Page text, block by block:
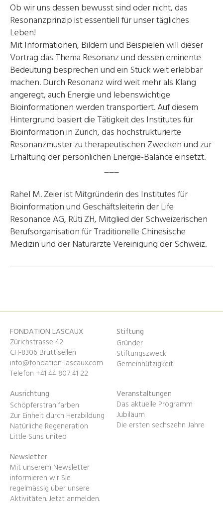
Ob wir uns dessen bewusst sind oder nicht, das
Resonanzprinzip ist essentiell für unser tägliches
Leben!
Mit Informationen, Bildern und Beispielen will dieser
Vortrag das Thema Resonanz und dessen eminente
Bedeutung besprechen und ein Stück weit erlebbar
machen. Durch Resonanz wird weit mehr als Klang
angeregt, auch Energie und lebenswichtige
Bioinformationen werden transportiert. Auf diesem
Hintergrund basiert die Tätigkeit des Institutes für
Bioinformation in Zürich, das hochstrukturierte
Resonanzmuster zu therapeutischen Zwecken und zur
Erhaltung der persönlichen Energie-Balance einsetzt.
___
Rahel M. Zeier ist Mitgründerin des Institutes für
Bioinformation und Geschäftsleiterin der Life
Resonance AG, Rüti ZH, Mitglied der Schweizerischen
Berufsorganisation für Traditionelle Chinesische
Medizin und der Naturärzte Vereinigung der Schweiz.
FONDATION LASCAUX
Zürichstrasse 42
CH-8306 Brüttisellen
info@fondation-lascaux.com
Telefon +41 44 807 41 22
Stiftung
Gründer
Stiftungszweck
Gemeinnützigkeit
Ausrichtung
Schöpferstrahlfarben
Zur Einheit durch Herzbildung
Natürliche Regeneration
Little Suns united
Veranstaltungen
Das aktuelle Programm
Jubiläum
Die ersten sechszehn Jahre
Newsletter
Mit unserem Newsletter
informieren wir Sie
regelmässig über unsere
Aktivitäten.Jetzt anmelden.